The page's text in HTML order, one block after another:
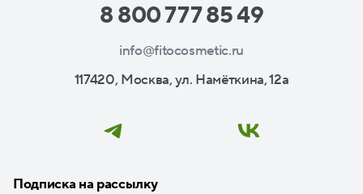
8 800 777 85 49
info@fitocosmetic.ru
117420, Москва, ул. Намёткина, 12а
Подписка на рассылку